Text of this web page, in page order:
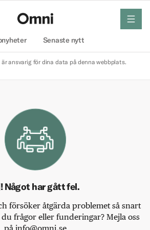
Senaste nytt
meny
ansvarig för dina data på denna webbplats.
Något har gått fel.
försöker åtgärda problemet så snart
frågor eller funderingar? Mejla oss